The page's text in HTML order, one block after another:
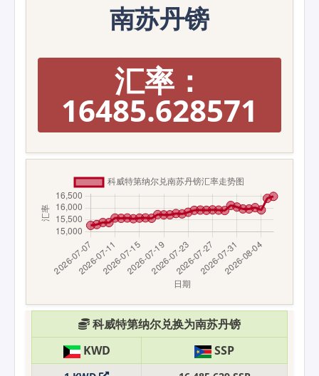
南苏丹镑
汇率：
16485.628571
科威特第纳尔兑换为南苏丹镑
KWD
SSP